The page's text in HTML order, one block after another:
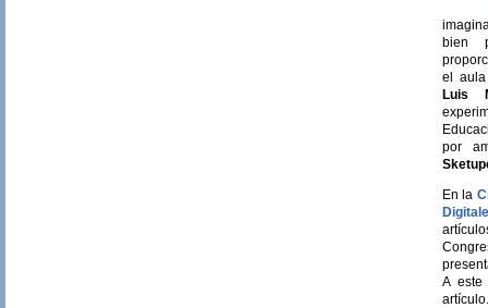
bien
el
Luis
por
En la
A este
artículo.